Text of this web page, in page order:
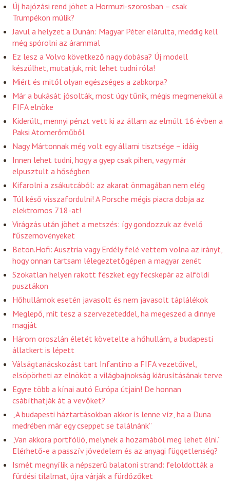
Új hajózási rend jöhet a Hormuzi-szorosban – csak
Trumpékon múlik?
Javul a helyzet a Dunán: Magyar Péter elárulta, meddig kell
még spórolni az árammal
Ez lesz a Volvo következő nagy dobása? Új modell
készülhet, mutatjuk, mit lehet tudni róla!
Miért és mitől olyan egészséges a zabkorpa?
Már a bukását jósolták, most úgy tűnik, mégis megmenekül a
FIFA elnöke
Kiderült, mennyi pénzt vett ki az állam az elmúlt 16 évben a
Paksi Atomerőműből
Nagy Mártonnak még volt egy állami tisztsége – idáig
Innen lehet tudni, hogy a gyep csak pihen, vagy már
elpusztult a hőségben
Kifarolni a zsákutcából: az akarat önmagában nem elég
Túl késő visszafordulni! A Porsche mégis piacra dobja az
elektromos 718-at!
Virágzás után jöhet a metszés: így gondozzuk az évelő
fűszernövényeket
Beton.Hofi: Ausztria vagy Erdély felé vettem volna az irányt,
hogy onnan tartsam lélegeztetőgépen a magyar zenét
Szokatlan helyen rakott fészket egy fecskepár az alföldi
pusztákon
Hőhullámok esetén javasolt és nem javasolt táplálékok
Meglepő, mit tesz a szervezeteddel, ha megeszed a dinnye
magját
Három oroszlán életét követelte a hőhullám, a budapesti
állatkert is lépett
Válságtanácskozást tart Infantino a FIFA vezetőivel,
elsöpörheti az elnököt a világbajnokság kiárusításának terve
Egyre több a kínai autó Európa útjain! De honnan
csábíthatják át a vevőket?
„A budapesti háztartásokban akkor is lenne víz, ha a Duna
medrében már egy cseppet se találnánk”
„Van akkora portfólió, melynek a hozamából meg lehet élni.”
Elérhető-e a passzív jövedelem és az anyagi függetlenség?
Ismét megnyílik a népszerű balatoni strand: feloldották a
fürdési tilalmat, újra várják a fürdőzőket